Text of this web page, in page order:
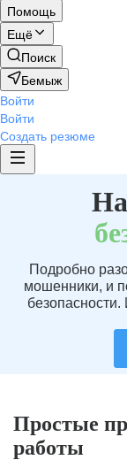
Помощь
Ещё
Поиск
Бемыж
Войти
Войти
Создать резюме
Подробно
мошенники, и
безопасности.
Простые
работы